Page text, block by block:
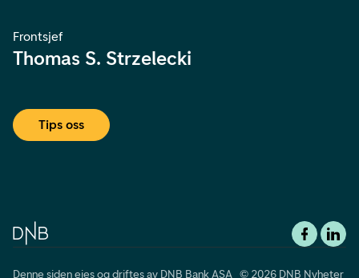
Frontsjef
Thomas S. Strzelecki
Tips oss
Denne siden eies og driftes av DNB Bank ASA © 2026 DNB Nyheter